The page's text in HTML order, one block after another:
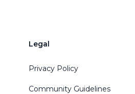
Legal
Privacy Policy
Community Guidelines